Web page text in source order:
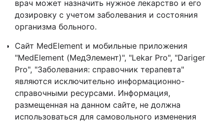
врач может назначить нужное лекарство и его
дозировку с учетом заболевания и состояния
организма больного.
Сайт MedElement и мобильные приложения
"MedElement (МедЭлемент)", "Lekar Pro", "Dariger
Pro", "Заболевания: справочник терапевта"
являются исключительно информационно-
справочными ресурсами. Информация,
размещенная на данном сайте, не должна
использоваться для самовольного изменения